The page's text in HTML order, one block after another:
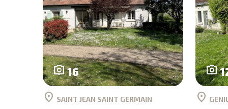
photo_camera16
location_on SAINT JEAN SAINT GERMAIN
photo_camera
location_on